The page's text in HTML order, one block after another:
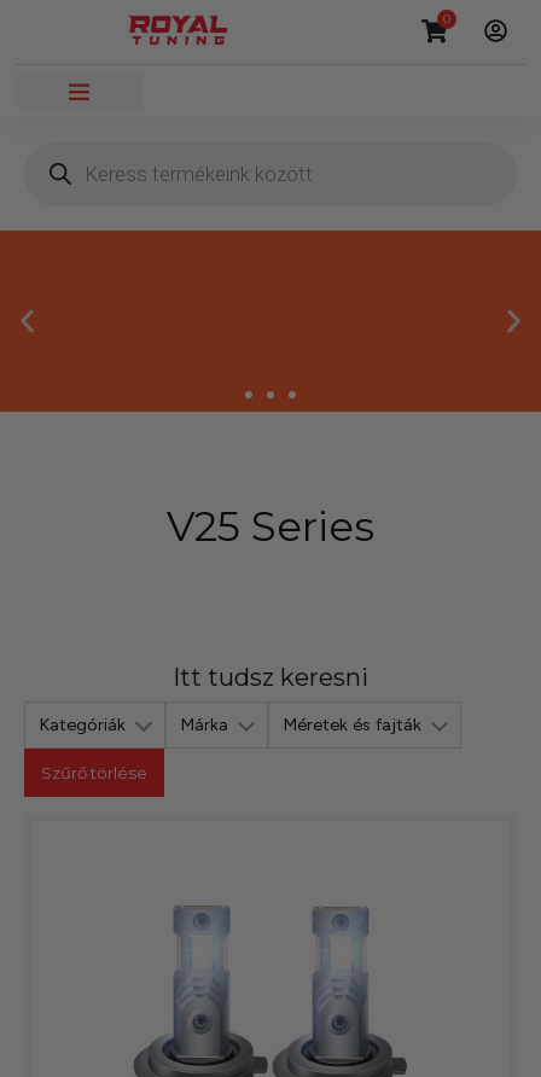
0
Kínálatunkban kizárólag olyan termékek
szerepelnek, amelyekben mi is bízunk.
V25 Series
Itt tudsz keresni
Kategóriák Márka Méretek és fajták
Szűrő törlése